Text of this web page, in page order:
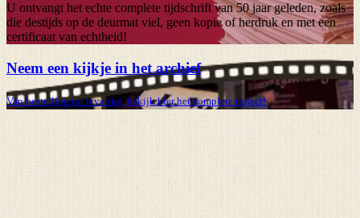
U ontvangt het echte complete tijdschrift van50 jaargeleden, zoals
die destijds op de deurmat viel, geen kopie of herdruk en met een
certificaat van echtheid!
Neem een kijkje in het archief
Van bestelling tot levering, bekijk hier het complete traject!